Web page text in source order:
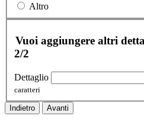
Altro
Vuoi aggiungere altri
2/2
Dettaglio
caratteri
Indietro Avanti